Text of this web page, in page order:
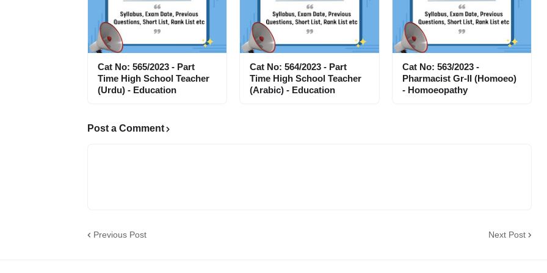
Cat No: 565/2023 - Part
Time High School Teacher
(Urdu) - Education
Cat No: 564/2023 - Part
Time High School Teacher
(Arabic) - Education
Cat No: 563/2023 -
Pharmacist Gr-II (Homoeo)
- Homoeopathy
Post a Comment
Previous Post Next Post